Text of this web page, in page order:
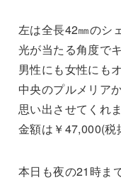
左は全長42㎜のシ
光が当たる角度で
男性にも女性にも
中央のプルメリア
思い出させてくれ
金額は￥47,000(税
本日も夜の21時